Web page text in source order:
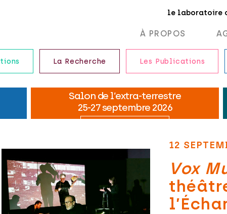
le laboratoire
À PROPOS
La Recherche Les Publications
12
Vox